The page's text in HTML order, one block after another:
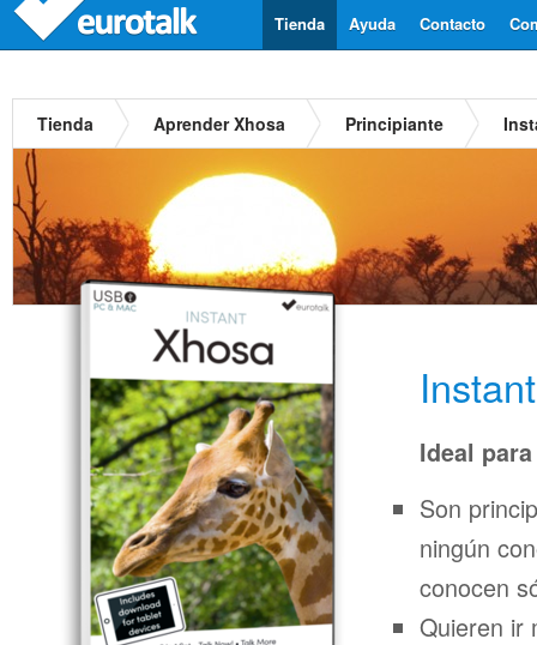
Contacto
Ayuda
Tienda
Tienda Aprender Xhosa Principiante
Ideal
Son
ningún
conocen
Quieren ir